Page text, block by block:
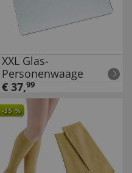
XXL Glas-
Personenwaage
€ 37,99
-35 %